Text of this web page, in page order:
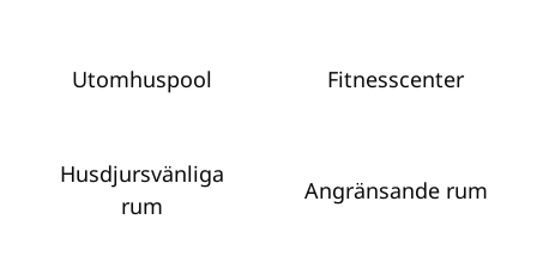
Utomhuspool Fitnesscenter
Husdjursvänliga
rum
Angränsande rum